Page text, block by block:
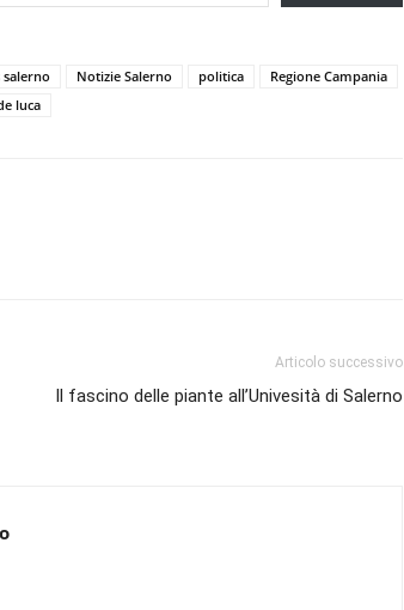
salerno Notizie Salerno politica
Regione Campania
luca
Articolo successivo
Il fascino delle piante all’Univesità di Salerno